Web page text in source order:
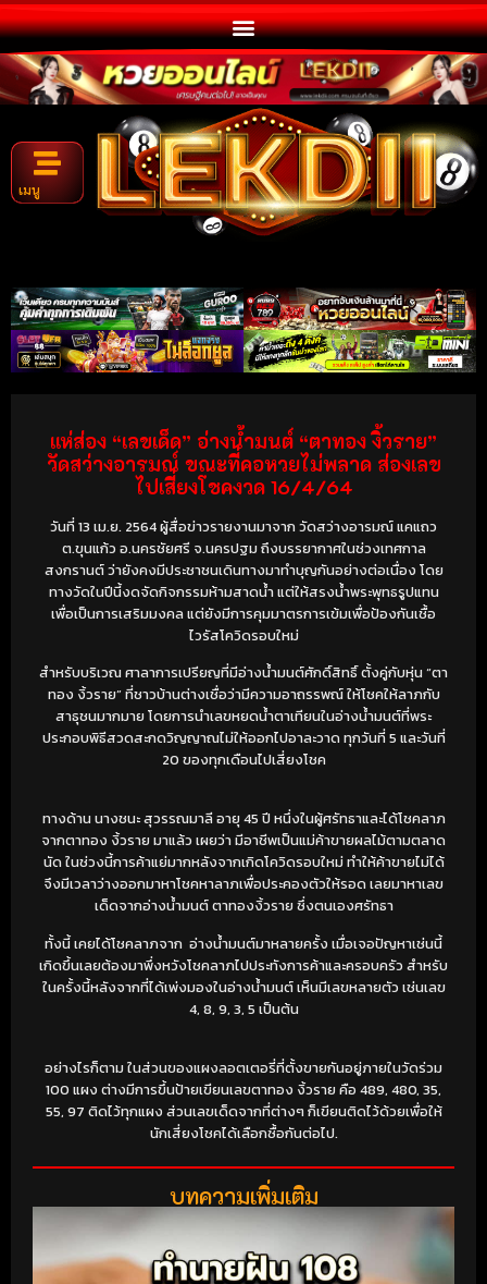
เมนู
แห่ส่อง “เลขเด็ด” อ่างน้ำมนต์ “ตาทอง งิ้วราย”
วัดสว่างอารมณ์ ขณะที่คอหวยไม่พลาด ส่องเลข
ไปเสี่ยงโชคงวด 16/4/64
วันที่ 13 เม.ย. 2564 ผู้สื่อข่าวรายงานมาจาก วัดสว่างอารมณ์ แคแถว
ต.ขุนแก้ว อ.นครชัยศรี จ.นครปฐม ถึงบรรยากาศในช่วงเทศกาล
สงกรานต์ ว่ายังคงมีประชาชนเดินทางมาทำบุญกันอย่างต่อเนื่อง โดย
ทางวัดในปีนี้งดจัดกิจกรรมห้ามสาดน้ำ แต่ให้สรงน้ำพระพุทธรูปแทน
เพื่อเป็นการเสริมมงคล แต่ยังมีการคุมมาตรการเข้มเพื่อป้องกันเชื้อ
ไวรัสโควิดรอบใหม่
สำหรับบริเวณ ศาลาการเปรียญที่มีอ่างน้ำมนต์ศักดิ์สิทธิ์ ตั้งคู่กับหุ่น “ตา
ทอง งิ้วราย” ที่ชาวบ้านต่างเชื่อว่ามีความอาถรรพณ์ ให้โชคให้ลาภกับ
สาธุชนมากมาย โดยการนำเลขหยดน้ำตาเทียนในอ่างน้ำมนต์ที่พระ
ประกอบพิธีสวดสะกดวิญญาณไม่ให้ออกไปอาละวาด ทุกวันที่ 5 และวันที่
20 ของทุกเดือนไปเสี่ยงโชค
ทางด้าน นางชนะ สุวรรณมาลี อายุ 45 ปี หนึ่งในผู้ศรัทธาและได้โชคลาภ
จากตาทอง งิ้วราย มาแล้ว เผยว่า มีอาชีพเป็นแม่ค้าขายผลไม้ตามตลาด
นัด ในช่วงนี้การค้าแย่มากหลังจากเกิดโควิดรอบใหม่ ทำให้ค้าขายไม่ได้
จึงมีเวลาว่างออกมาหาโชคหาลาภเพื่อประคองตัวให้รอด เลยมาหาเลข
เด็ดจากอ่างน้ำมนต์ ตาทองงิ้วราย ซึ่งตนเองศรัทธา
ทั้งนี้ เคยได้โชคลาภจาก อ่างน้ำมนต์มาหลายครั้ง เมื่อเจอปัญหาเช่นนี้
เกิดขึ้นเลยต้องมาพึ่งหวังโชคลาภไปประทังการค้าและครอบครัว สำหรับ
ในครั้งนี้หลังจากที่ได้เพ่งมองในอ่างน้ำมนต์ เห็นมีเลขหลายตัว เช่นเลข
4, 8, 9, 3, 5 เป็นต้น
อย่างไรก็ตาม ในส่วนของแผงลอตเตอรี่ที่ตั้งขายกันอยู่ภายในวัดร่วม
100 แผง ต่างมีการขึ้นป้ายเขียนเลขตาทอง งิ้วราย คือ 489, 480, 35,
55, 97 ติดไว้ทุกแผง ส่วนเลขเด็ดจากที่ต่างๆ ก็เขียนติดไว้ด้วยเพื่อให้
นักเสี่ยงโชคได้เลือกซื้อกันต่อไป.
บทความเพิ่มเติม